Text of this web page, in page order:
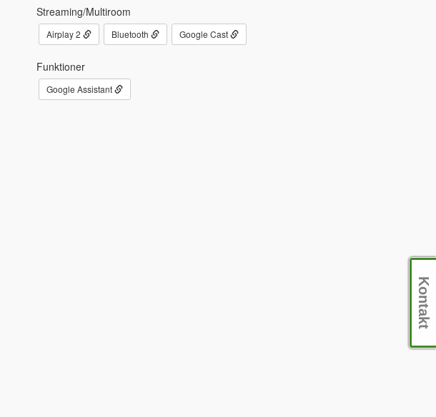
Streaming/Multiroom
Airplay 2 Bluetooth Google Cast
Funktioner
Google Assistant
Kontakt